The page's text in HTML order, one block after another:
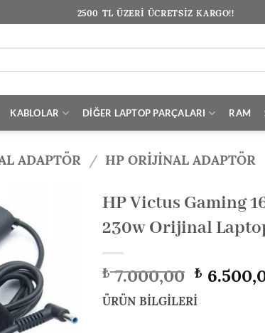
2500 TL ÜZERİ ÜCRETSİZ KARGO!!
KABLOLAR DİĞER LAPTOP PARÇALARI RAM
ADAPTÖR / HP ORIJINAL ADAPTÖR
HP Victus Gaming
230w Orijinal
₺7.000,00 Orijinal
fiyat:
₺ 7.000,00.
₺
ÜRÜN BİLGİLERİ